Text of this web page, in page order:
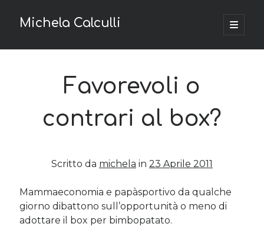
Michela Calculli
apri
menu
Barra
Privacy e Cookie Policy
Richiesta di accesso ai dati personali
Economia & fisco(80)
Imprese(20)
Progetti Digitali(1)
Startup(10)
Favorevoli o
contrari al box?
Scritto da michela in 23 Aprile 2011
Mammaeconomia e papàsportivo da qualche
giorno dibattono sull’opportunità o meno di
adottare il box per bimbopatato.